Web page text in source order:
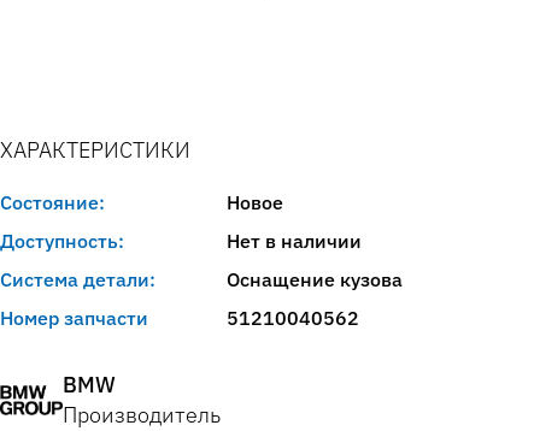
ХАРАКТЕРИСТИКИ
Состояние:
Новое
Доступность:
Нет в наличии
Система детали:
Оснащение кузова
Номер запчасти
51210040562
BMW
Производитель